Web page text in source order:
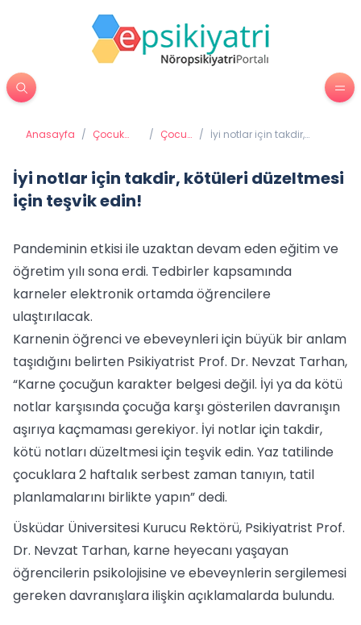
Anasayfa / Çocuk
/ Çocuk / İyi notlar için takdir,
İyi notlar için takdir, kötüleri düzeltmesi
için teşvik edin!
Pandeminin etkisi ile uzaktan devam eden eğitim ve
öğretim yılı sona erdi. Tedbirler kapsamında
karneler elektronik ortamda öğrencilere
ulaştırılacak.
Karnenin öğrenci ve ebeveynleri için büyük bir anlam
taşıdığını belirten Psikiyatrist Prof. Dr. Nevzat Tarhan,
“Karne çocuğun karakter belgesi değil. İyi ya da kötü
notlar karşısında çocuğa karşı gösterilen davranışın
aşırıya kaçmaması gerekiyor. İyi notlar için takdir,
kötü notları düzeltmesi için teşvik edin. Yaz tatilinde
çocuklara 2 haftalık serbest zaman tanıyın, tatil
planlamalarını birlikte yapın” dedi.
Üsküdar Üniversitesi Kurucu Rektörü, Psikiyatrist Prof.
Dr. Nevzat Tarhan, karne heyecanı yaşayan
öğrencilerin psikolojisine ve ebeveynlerin sergilemesi
gereken davranışlara ilişkin açıklamalarda bulundu.